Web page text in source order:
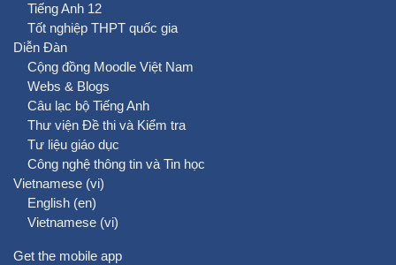
Tiếng Anh 12
Tốt nghiệp THPT quốc gia
Diễn Đàn
Cộng đồng Moodle Việt Nam
Webs & Blogs
Câu lạc bộ Tiếng Anh
Thư viện Đề thi và Kiểm tra
Tư liệu giáo dục
Công nghệ thông tin và Tin học
Vietnamese ‎(vi)‎
English ‎(en)‎
Vietnamese ‎(vi)‎
Get the mobile app